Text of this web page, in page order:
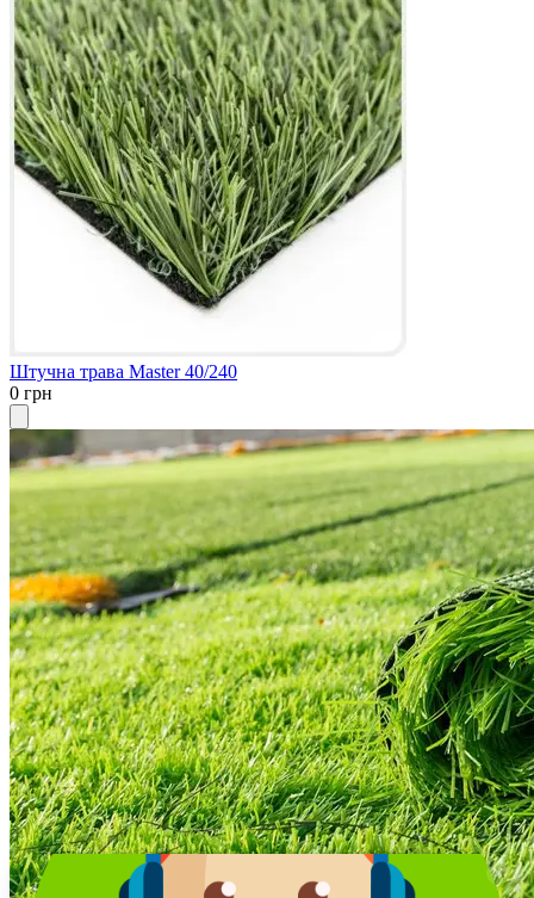
Штучна трава Master 40/240
0 грн